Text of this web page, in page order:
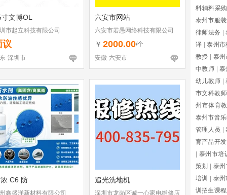
文博OL
市起立科技有限公司
议
-深圳市
六安市网站
六安市若愚网络科技有限公司
￥ 2000.00/个
安徽-六安市
C6 防
鑫盛洋新材料有限公司
追光洗地机
深圳市龙岗区诚一心家电维修店
料辅料采购
泰州市服
律师法务
译
泰州市
教授
泰
中教师
泰
幼儿教师
市文科教师
州市体育
泰州市音
管理人员
育产品开发
泰州市培
策划
泰
培训
泰
训招生课